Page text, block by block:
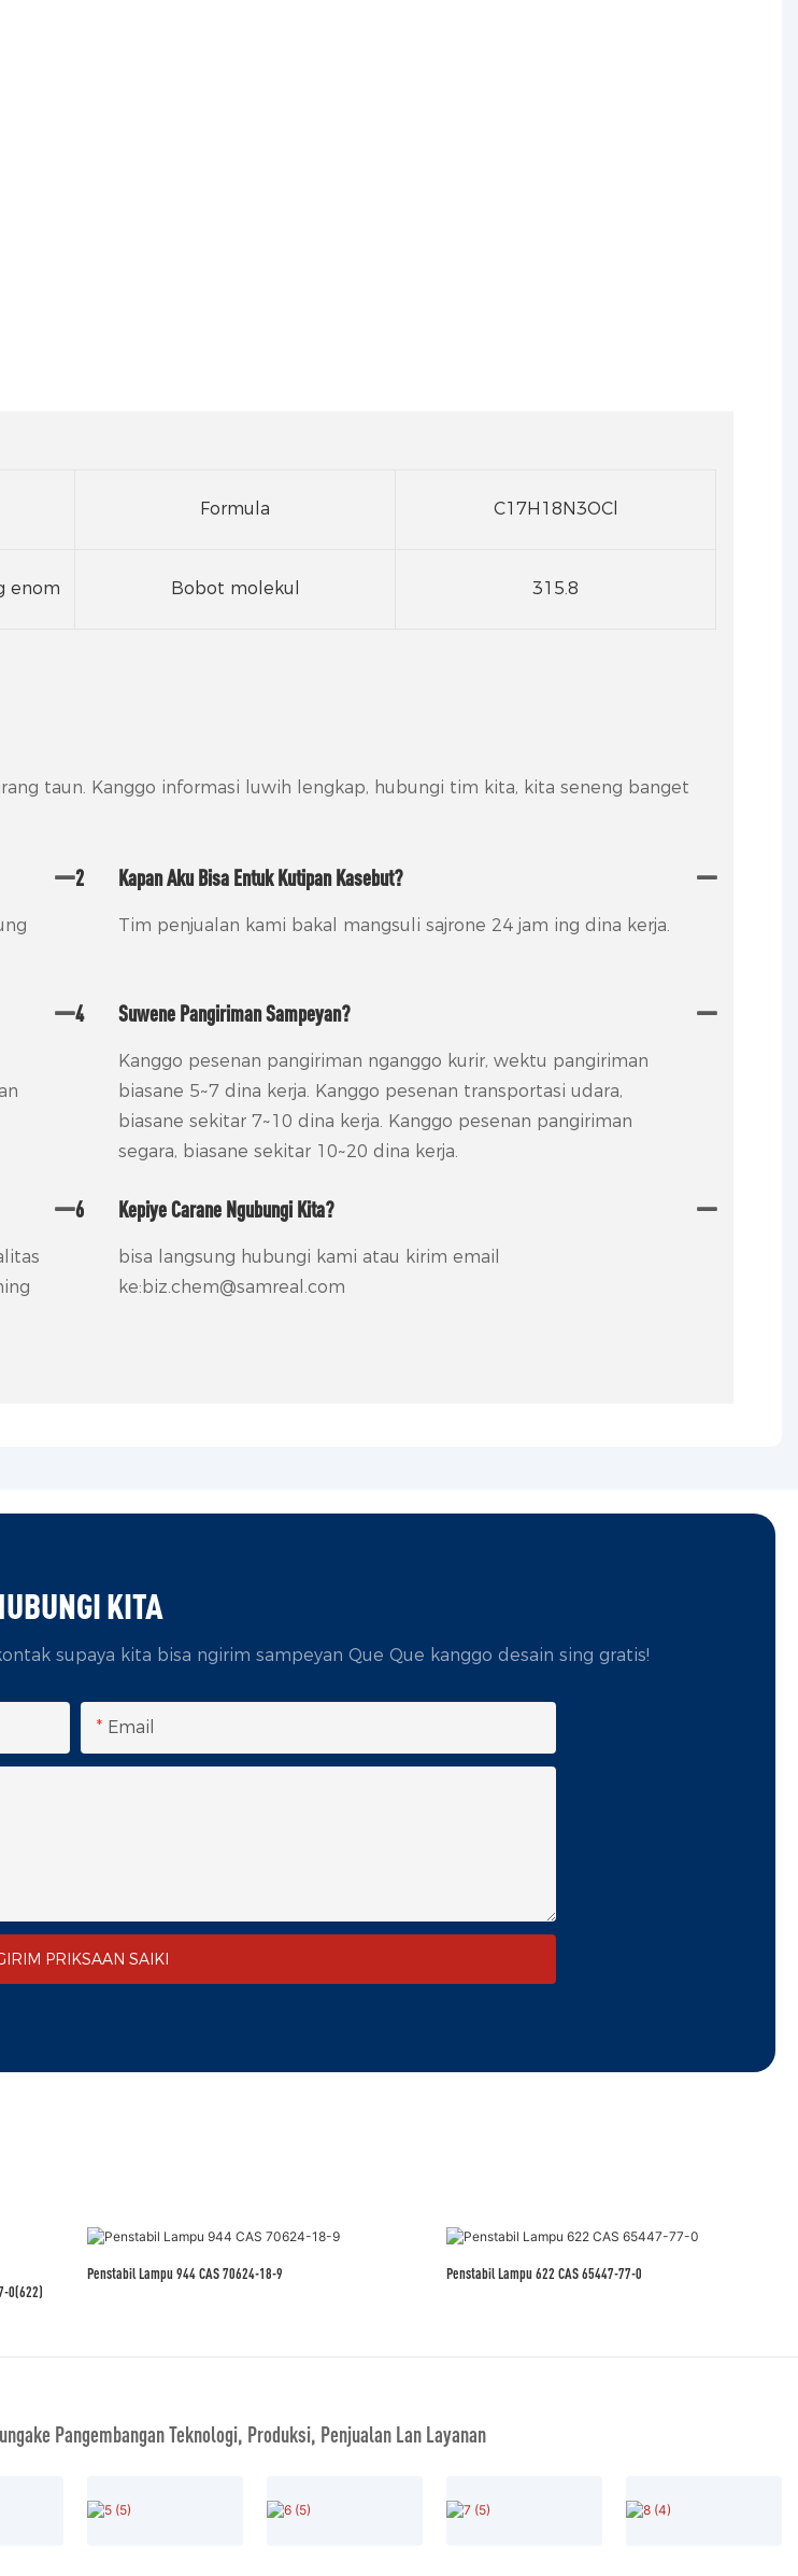
Formula C17H18N3OCl
enom Bobot molekul 315.8
taun. Kanggo informasi luwih lengkap, hubungi tim kita, kita seneng banget
2 Kapan Aku Bisa Entuk Kutipan Kasebut?
Tim penjualan kami bakal mangsuli sajrone 24 jam ing dina kerja.
4 Suwene Pangiriman Sampeyan?
Kanggo pesenan pangiriman nganggo kurir, wektu pangiriman
biasane 5~7 dina kerja. Kanggo pesenan transportasi udara,
biasane sekitar 7~10 dina kerja. Kanggo pesenan pangiriman
segara, biasane sekitar 10~20 dina kerja.
6 Kepiye Carane Ngubungi Kita?
bisa langsung hubungi kami atau kirim email
ke:biz.chem@samreal.com
KITA
supaya kita bisa ngirim sampeyan Que Que kanggo desain sing gratis!
Email
PRIKSAAN SAIKI
0(622)
Penstabil Lampu 944 CAS 70624-18-9 Penstabil Lampu 622 CAS 65447-77-0
Pangembangan Teknologi, Produksi, Penjualan Lan Layanan